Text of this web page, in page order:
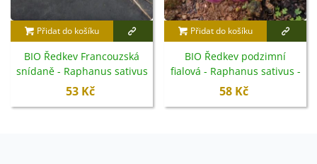
Přidat do košíku
BIO Ředkev Francouzská
snídaně - Raphanus sativus
- bio semena - 80 ks
53 Kč
Přidat do košíku
BIO Ředkev podzimní
fialová - Raphanus sativus -
bio semena - 80 ks
58 Kč